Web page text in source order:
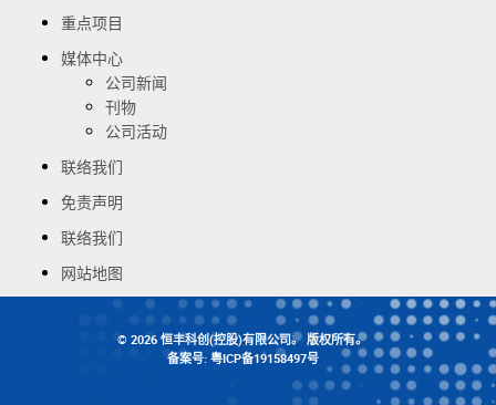
重点项目
媒体中心
公司新闻
刊物
公司活动
联络我们
免责声明
联络我们
网站地图
© 2026 恒丰科创(控股)有限公司。 版权所有。
备案号: 粤ICP备19158497号